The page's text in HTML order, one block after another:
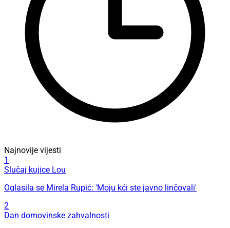
Najnovije vijesti
1
Slučaj kujice Lou
Oglasila se Mirela Rupić: 'Moju kći ste javno linčovali'
2
Dan domovinske zahvalnosti